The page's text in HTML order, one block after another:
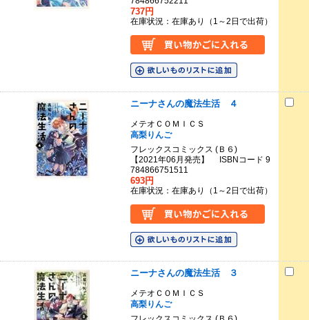
737円
在庫状況：在庫あり（1～2日で出荷）
ニーナさんの魔法生活 ４
メテオＣＯＭＩＣＳ
高梨りんご
フレックスコミックス (Ｂ６)
【2021年06月発売】 ISBNコード 9
784866751511
693円
在庫状況：在庫あり（1～2日で出荷）
ニーナさんの魔法生活 ３
メテオＣＯＭＩＣＳ
高梨りんご